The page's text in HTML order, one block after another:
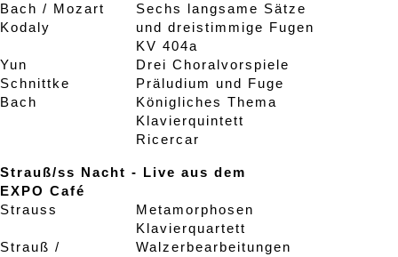
Bach / Mozart
Kodaly
Yun
Schnittke
Bach
Sechs langsame Sätze
und dreistimmige Fugen
KV 404a
Drei Choralvorspiele
Präludium und Fuge
Königliches Thema
Klavierquintett
Ricercar
Strauß/ss Nacht - Live aus dem
EXPO Café
Strauss
Strauß /
Metamorphosen
Klavierquartett
Walzerbearbeitungen